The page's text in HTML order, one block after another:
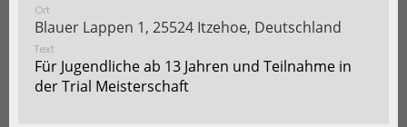
Ort
Blauer Lappen 1, 25524 Itzehoe, Deutschland
Text
Für Jugendliche ab 13 Jahren und Teilnahme in
der Trial Meisterschaft